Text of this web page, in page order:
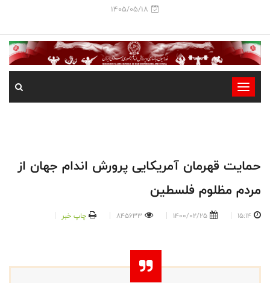
1405/05/18
-
-
-
حمایت قهرمان آمریکایی پرورش اندام جهان از
مردم مظلوم فلسطین
15:14
1400/02/25
845633 چاپ خبر